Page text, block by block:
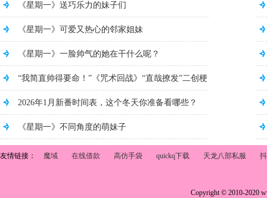
《星期一》送巧乐力的妹子们
《星期一》可爱又热心的邻家姐妹
《星期一》一脸帅气的她在干什么呢？
“我简直帅得要命！”《咒术回战》“直哉撩发”二创梗
图刷屏中，网友们真是太有才了...
2026年1月新番时间表，这个冬天你准备看哪些？
《星期一》不同角度的萌妹子
友情链接： 魔域 在线借款 高仿手袋 quickq下载 天龙八部私服
Copyright © 2010-2020